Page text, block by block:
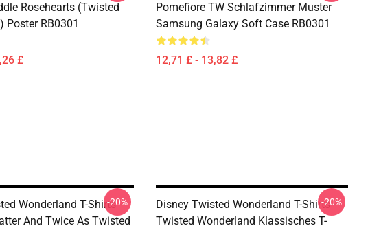
Rosehearts (Twisted
Poster RB0301
£
Pomefiore TW Schlafzimmer Muster
Samsung Galaxy Soft Case RB0301
12,71 £ - 13,82 £
Wonderland T-Shirts -
And Twice As Twisted
-20%
Disney Twisted Wonderland T-Shirts -
Twisted Wonderland Klassisches T-
-20%